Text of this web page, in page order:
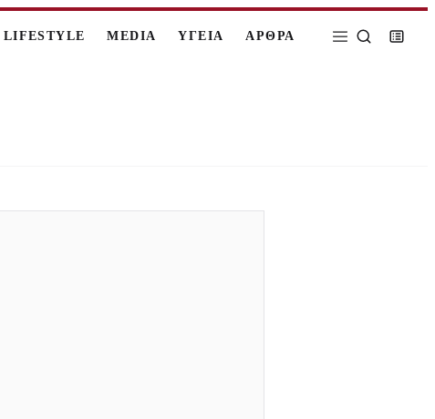
LIFESTYLE MEDIA ΥΓΕΙΑ ΑΡΘΡΑ